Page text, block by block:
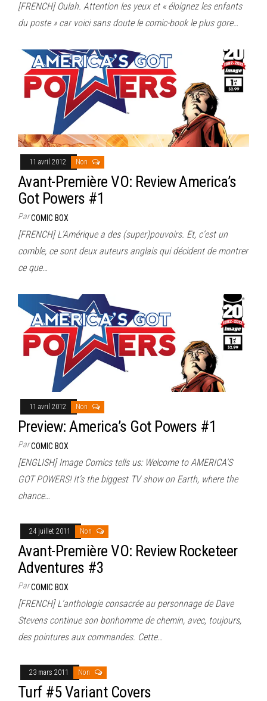
[FRENCH] Oulah. Attention les yeux et « éloignez les enfants
du poste » car voici sans doute le comic-book le plus gore…
11 avril 2012 Non
Avant-Première VO: Review America’s
Got Powers #1
ParCOMIC BOX
[FRENCH] L’Amérique a des (super)pouvoirs. Et, c’est un
comble, ce sont deux auteurs anglais qui décident de montrer
ce que…
11 avril 2012 Non
Preview: America’s Got Powers #1
ParCOMIC BOX
[ENGLISH] Image Comics tells us: Welcome to AMERICA’S
GOT POWERS! It’s the biggest TV show on Earth, where the
chance…
24 juillet 2011 Non
Avant-Première VO: Review Rocketeer
Adventures #3
ParCOMIC BOX
[FRENCH] L’anthologie consacrée au personnage de Dave
Stevens continue son bonhomme de chemin, avec, toujours,
des pointures aux commandes. Cette…
23 mars 2011 Non
Turf #5 Variant Covers